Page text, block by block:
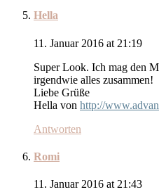
Hella
11. Januar 2016 at 21:19
Super Look. Ich mag den
irgendwie alles zusammen!
Liebe Grüße
Hella von http://
Antworten
Romi
11. Januar 2016 at 21:43